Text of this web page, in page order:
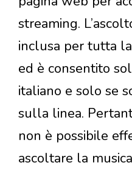
streaming.
inclusa per tutta
ed è consentito
italiano e solo se
sulla linea.
non è possibile
ascoltare la